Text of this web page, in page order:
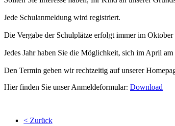
Jede Schulanmeldung wird registriert.
Die Vergabe der Schulplätze erfolgt immer im Oktober
Jedes Jahr haben Sie die Möglichkeit, sich im April
Den Termin geben wir rechtzeitig auf unserer
Hier finden Sie unser Anmeldeformular: Download
< Zurück